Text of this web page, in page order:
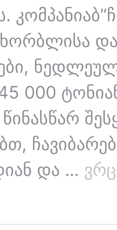
და
000
და …